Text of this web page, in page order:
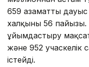
659 азаматтың дауыс
халқының 56
ұйымдастыру
және 952 учаскелік
істейді.